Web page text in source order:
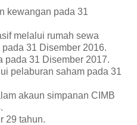
kewangan pada 31
melalui rumah sewa
31 Disember 2016.
pada 31 Disember 2017.
pelaburan saham pada 31
akaun simpanan CIMB
29 tahun.